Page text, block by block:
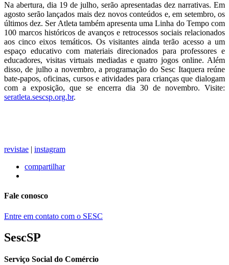
Na abertura, dia 19 de julho, serão apresentadas dez narrativas. Em
agosto serão lançados mais dez novos conteúdos e, em setembro, os
últimos dez. Ser Atleta também apresenta uma Linha do Tempo com
100 marcos históricos de avanços e retrocessos sociais relacionados
aos cinco eixos temáticos. Os visitantes ainda terão acesso a um
espaço educativo com materiais direcionados para professores e
educadores, visitas virtuais mediadas e quatro jogos online. Além
disso, de julho a novembro, a programação do Sesc Itaquera reúne
bate-papos, oficinas, cursos e atividades para crianças que dialogam
com a exposição, que se encerra dia 30 de novembro. Visite:
seratleta.sescsp.org.br.
revistae | instagram
compartilhar
Fale conosco
Entre em contato com o SESC
SescSP
Serviço Social do Comércio